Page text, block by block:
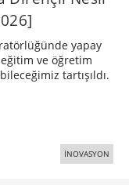
yapay
ve öğretim
tartışıldı.
İNOVASYON